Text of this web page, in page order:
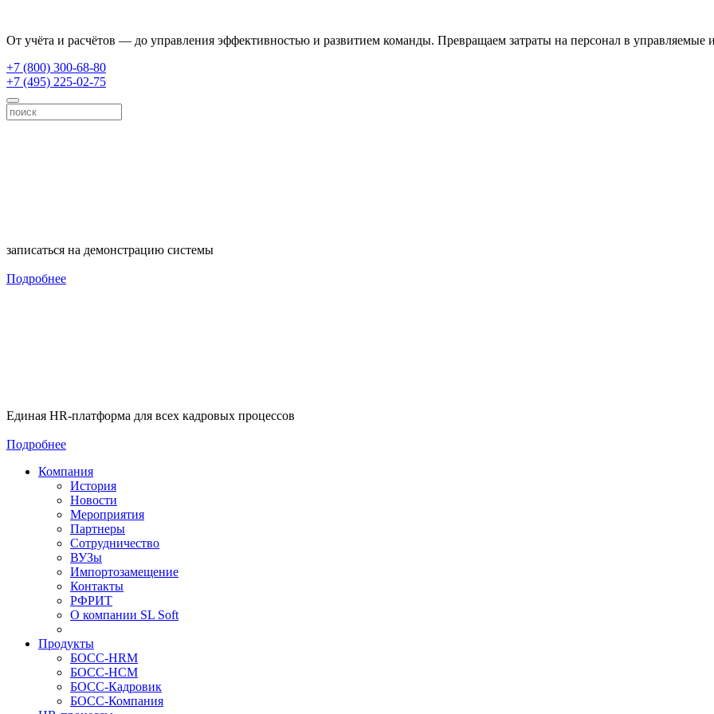
От учёта и расчётов — до управления эффективностью и развитием команды. Превращаем затраты на персонал в управляемые
+7 (800) 300-68-80
+7 (495) 225-02-75
записаться на демонстрацию системы
Подробнее
Единая HR-платформа для всех кадровых процессов
Подробнее
Компания
История
Новости
Мероприятия
Партнеры
Сотрудничество
ВУЗы
Импортозамещение
Контакты
РФРИТ
О компании SL Soft
Продукты
БОСС-HRM
БОСС-HCM
БОСС-Кадровик
БОСС-Компания